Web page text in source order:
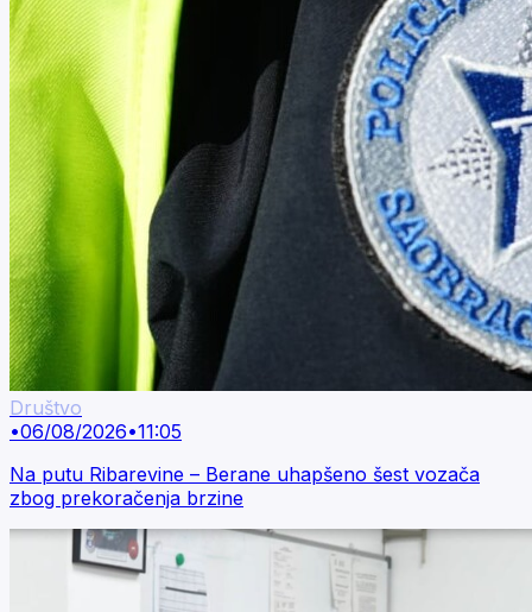
Društvo
•06/08/2026•11:05
Na putu Ribarevine – Berane uhapšeno šest vozača
zbog prekoračenja brzine